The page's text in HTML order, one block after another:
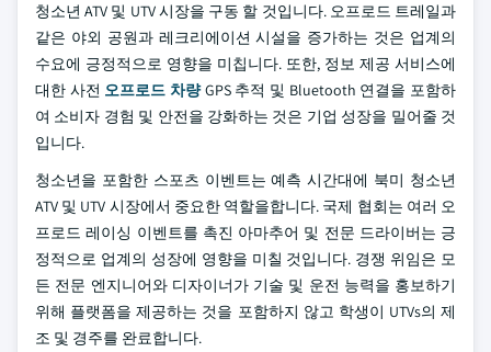
청소년 ATV 및 UTV 시장을 구동 할 것입니다. 오프로드 트레일과
같은 야외 공원과 레크리에이션 시설을 증가하는 것은 업계의
수요에 긍정적으로 영향을 미칩니다. 또한, 정보 제공 서비스에
대한 사전 오프로드 차량GPS 추적 및 Bluetooth 연결을 포함하
여 소비자 경험 및 안전을 강화하는 것은 기업 성장을 밀어줄 것
입니다.
청소년을 포함한 스포츠 이벤트는 예측 시간대에 북미 청소년
ATV 및 UTV 시장에서 중요한 역할을합니다. 국제 협회는 여러 오
프로드 레이싱 이벤트를 촉진 아마추어 및 전문 드라이버는 긍
정적으로 업계의 성장에 영향을 미칠 것입니다. 경쟁 위임은 모
든 전문 엔지니어와 디자이너가 기술 및 운전 능력을 홍보하기
위해 플랫폼을 제공하는 것을 포함하지 않고 학생이 UTVs의 제
조 및 경주를 완료합니다.